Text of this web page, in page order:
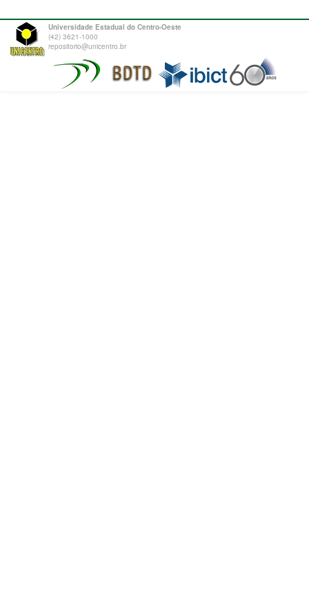
Universidade Estadual do Centro-Oeste
(42) 3621-1000
repositorio@unicentro.br